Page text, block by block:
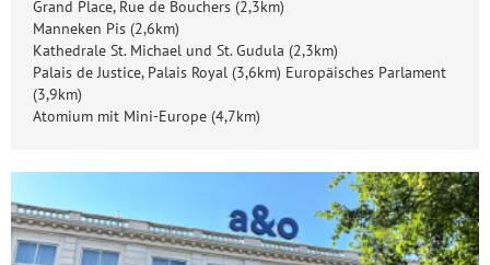
Grand Place, Rue de Bouchers (2,3km)
Manneken Pis (2,6km)
Kathedrale St. Michael und St. Gudula (2,3km)
Palais de Justice, Palais Royal (3,6km) Europäisches Parlament
(3,9km)
Atomium mit Mini-Europe (4,7km)